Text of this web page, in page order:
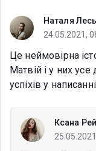
Наталя
24.05.2021,
Це неймовірна
Матвій і у них
успіхів у
Ксана